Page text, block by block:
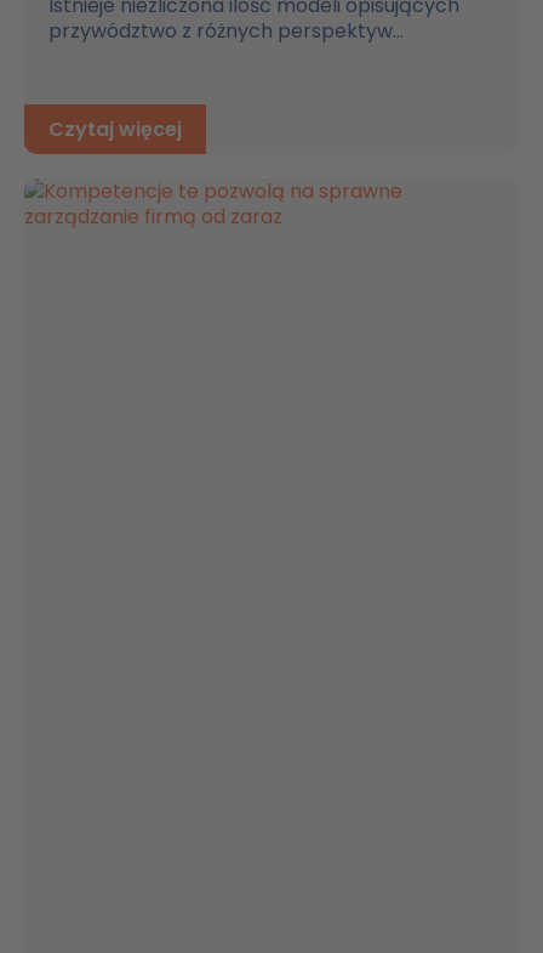
przywództwo z różnych perspektyw...
Czytaj więcej